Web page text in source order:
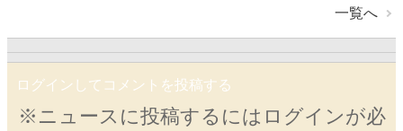
一覧へ
ログインしてコメントを投稿する
※ニュースに投稿するにはログインが必